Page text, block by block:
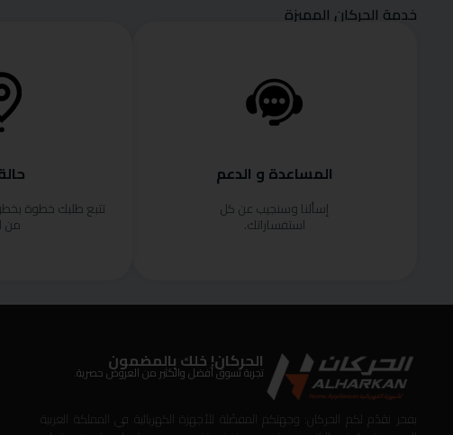
خدمة الحركان المميزة
المساعدة و الدعم
إسألنا وسنجيب عن كل
استفساراتك.
تتبع طلبك خطوة
من
الحركان! خلك بالمضمون
تجربة تسوق أفضل والكثير من العروض حصرية.
بفخر نقدّم لكم الحركان: وجهتكم المفضّلة للأجهزة الكهربائية في المملكة العربية